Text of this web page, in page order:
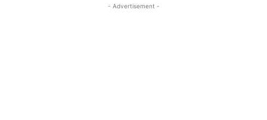
- Advertisement -